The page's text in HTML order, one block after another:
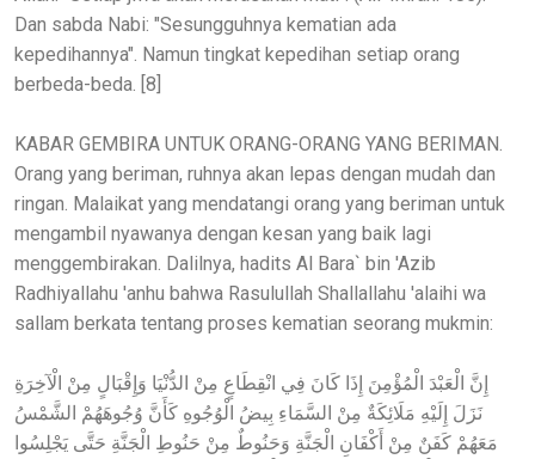
Dan sabda Nabi: "Sesungguhnya kematian ada
kepedihannya". Namun tingkat kepedihan setiap orang
berbeda-beda. [8]
KABAR GEMBIRA UNTUK ORANG-ORANG YANG BERIMAN.
Orang yang beriman, ruhnya akan lepas dengan mudah dan
ringan. Malaikat yang mendatangi orang yang beriman untuk
mengambil nyawanya dengan kesan yang baik lagi
menggembirakan. Dalilnya, hadits Al Bara` bin 'Azib
Radhiyallahu 'anhu bahwa Rasulullah Shallallahu 'alaihi wa
sallam berkata tentang proses kematian seorang mukmin:
إِنَّ الْعَبْدَ الْمُؤْمِنَ إِذَا كَانَ فِي انْقِطَاعٍ مِنْ الدُّنْيَا وَإِقْبَالٍ مِنْ الْآخِرَةِ
نَزَلَ إِلَيْهِ مَلَائِكَةٌ مِنْ السَّمَاءِ بِيضُ الْوُجُوهِ كَأَنَّ وُجُوهَهُمْ الشَّمْسُ
مَعَهُمْ كَفَنٌ مِنْ أَكْفَانِ الْجَنَّةِ وَحَنُوطٌ مِنْ حَنُوطِ الْجَنَّةِ حَتَّى يَجْلِسُوا